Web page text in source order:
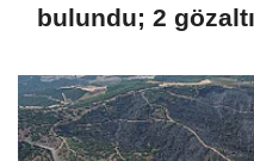
bulundu; 2 gözaltı